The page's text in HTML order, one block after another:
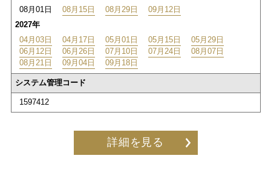
08月01日
08月15日 08月29日
09月12日
2027年
04月03日
04月17日 05月01日 05月15日
05月29日
06月12日
06月26日 07月10日 07月24日
08月07日
08月21日
09月04日 09月18日
システム管理コード
1597412
詳細を見る